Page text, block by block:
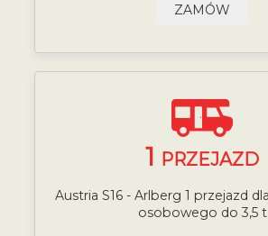
ZAMÓW
1 PRZEJAZD
Austria S16 - Arlberg 1 przejazd
osobowego do 3,5 t